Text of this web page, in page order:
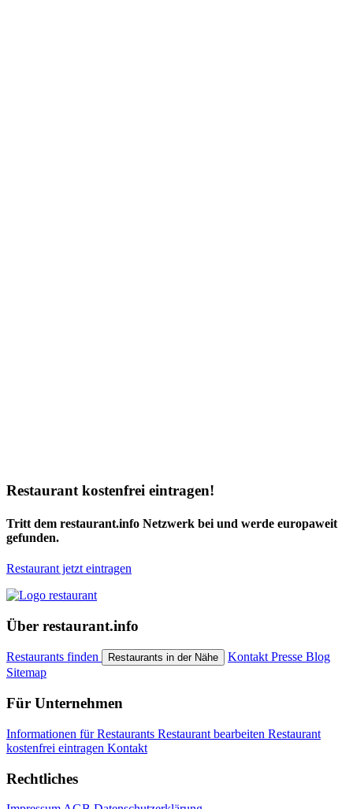
Restaurant kostenfrei eintragen!
Tritt dem restaurant.info Netzwerk bei und werde europaweit
gefunden.
Restaurant jetzt eintragen
Über restaurant.info
Restaurants finden Restaurants in der Nähe Kontakt Presse Blog
Sitemap
Für Unternehmen
Informationen für Restaurants Restaurant bearbeiten Restaurant
kostenfrei eintragen Kontakt
Rechtliches